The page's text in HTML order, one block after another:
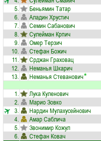
5.
Беньямин Татар
6.
Аладин Хрустич
7.
Семин Сабанович
8.
Сулейман Крпич
9.
Омер Терзич
10.
Стефан Божич
11.
Срджан Граховац
12.
Неманья Шкарич
13.
Неманья Стеванович
1. Лука Куленович
2.
Марио Зовко
3.
Нардин Мулахусейнович
4.
Амар Саблича
5.
Звонимир Кожул
6.
Стефан Ковач